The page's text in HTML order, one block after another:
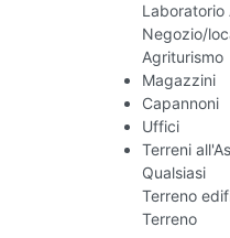
Laboratorio
Negozio/
Agriturismo
Magazzini
Capannoni
Uffici
Terreni
Qualsiasi
Terreno
Terreno